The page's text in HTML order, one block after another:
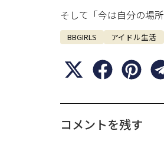
そして「今は自分の場
BBGIRLS アイドル生活
コメントを残す